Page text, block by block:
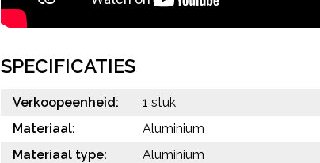
SPECIFICATIES
Verkoopeenheid:
1 stuk
Materiaal:
Aluminium
Materiaal type:
Aluminium